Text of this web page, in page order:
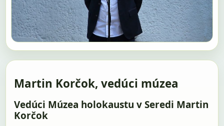
Martin Korčok, vedúci múzea
Vedúci Múzea holokaustu v Seredi Martin
Korčok